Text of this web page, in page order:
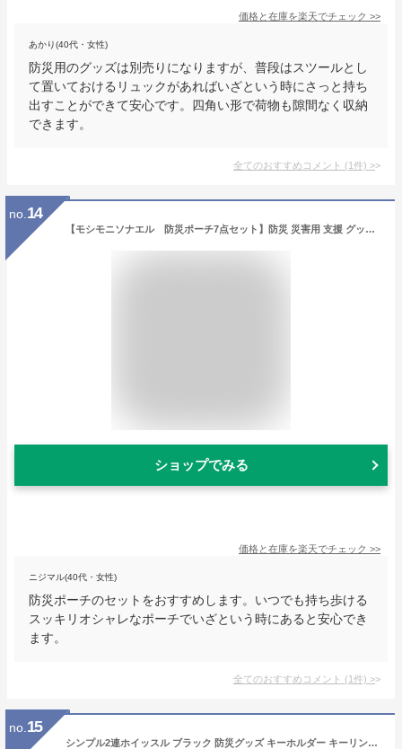
価格と在庫を楽天でチェック >>
あかり(40代・女性)
防災用のグッズは別売りになりますが、普段はスツールとし
て置いておけるリュックがあればいざという時にさっと持ち
出すことができて安心です。四角い形で荷物も隙間なく収納
できます。
全てのおすすめコメント (1件) >
no. 14
【モシモニソナエル 防災ポーチ7点セット】防災 災害用 支援 グッズ ポーチ 備蓄 ホイッスル アルミシート 景品 粗品 ギフト イベント プレゼント 店舗 病院施設 老人ホーム 介護施設 かわいい オシャレ 町内会 大人 便利
ショップでみる
価格と在庫を楽天でチェック >>
ニジマル(40代・女性)
防災ポーチのセットをおすすめします。いつでも持ち歩ける
スッキリオシャレなポーチでいざという時にあると安心でき
ます。
全てのおすすめコメント (1件) >
no. 15
シンプル2連ホイッスル ブラック 防災グッズ キーホルダー キーリング 笛 防犯グッズ 護身 防災用品 災害時 小型 ファッション SOS 緊急時 合図 防犯用品 防衛用 自己防衛 コンパクト 災害時 アウトドア 防災関連グッズ 警告 指示 救援要請【ゆうパケット送料無料】